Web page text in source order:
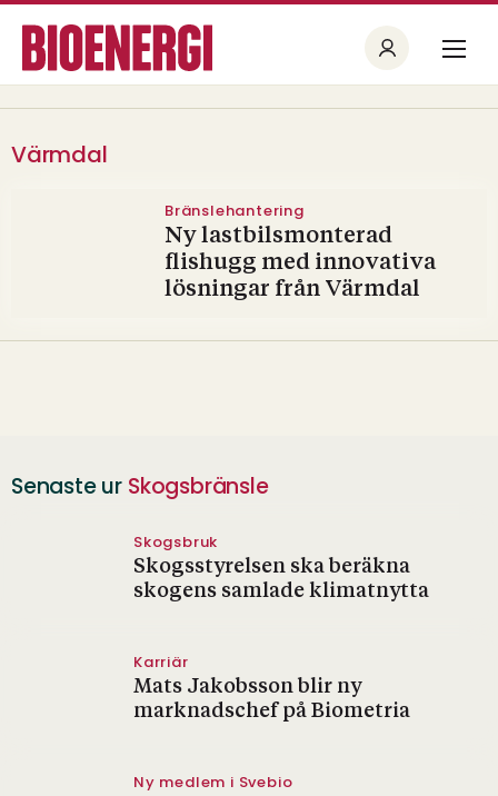
Värmdal
Bränslehantering
Ny lastbilsmonterad
flishugg med innovativa
lösningar från Värmdal
Senaste ur Skogsbränsle
Skogsbruk
Skogsstyrelsen ska beräkna
skogens samlade klimatnytta
Karriär
Mats Jakobsson blir ny
marknadschef på Biometria
Ny medlem i Svebio